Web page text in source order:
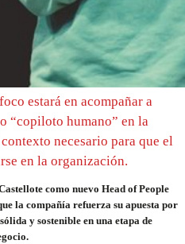
estará en acompañar a
“copiloto humano” en la
necesario para que el
en la organización.
como nuevo Head of People
la compañía refuerza su apuesta por
y sostenible en una etapa de